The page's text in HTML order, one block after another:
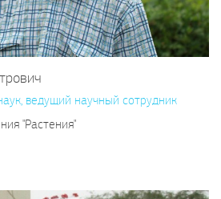
ведущий научный сотрудник
"Растения"